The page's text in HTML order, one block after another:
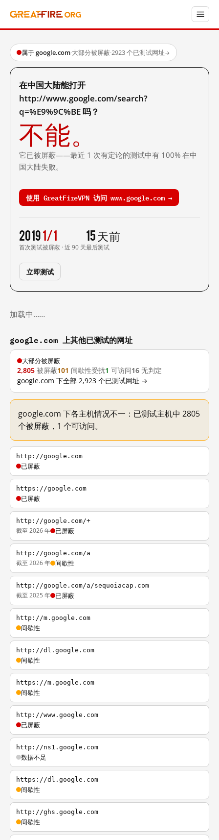
属于 google.com·大部分被屏蔽·2923 个已测试网址→
在中国大陆能打开
http://www.google.com/search?
q=%E9%9C%BE 吗？
不能。
它已被屏蔽——最近 1 次有定论的测试中有 100% 在中
国大陆失败。
使用 GreatFireVPN 访问 www.google.com →
2019
首次测试
1/1
被屏蔽 · 近 90 天
15 天前
最后测试
立即测试
加载中……
google.com 上其他已测试的网址
大部分被屏蔽
2,805 被屏蔽101 间歇性受扰1 可访问16 无判定
google.com 下全部 2,923 个已测试网址 →
google.com 下各主机情况不一：已测试主机中 2805
个被屏蔽，1 个可访问。
http://google.com
已屏蔽
https://google.com
已屏蔽
http://google.com/+
截至 2026 年 已屏蔽
http://google.com/a
截至 2026 年 间歇性
http://google.com/a/sequoiacap.com
截至 2025 年 已屏蔽
http://m.google.com
间歇性
http://dl.google.com
间歇性
https://m.google.com
间歇性
http://www.google.com
已屏蔽
http://ns1.google.com
数据不足
https://dl.google.com
间歇性
http://ghs.google.com
间歇性